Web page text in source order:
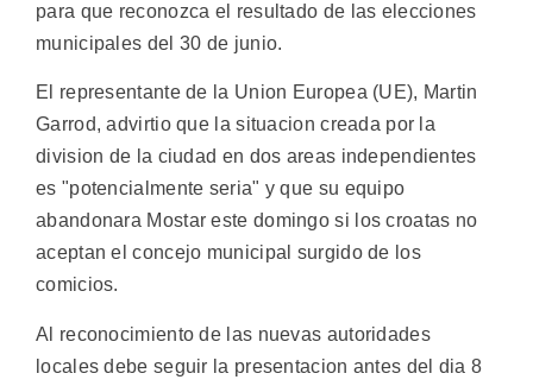
para que reconozca el resultado de las elecciones
municipales del 30 de junio.
El representante de la Union Europea (UE), Martin
Garrod, advirtio que la situacion creada por la
division de la ciudad en dos areas independientes
es "potencialmente seria" y que su equipo
abandonara Mostar este domingo si los croatas no
aceptan el concejo municipal surgido de los
comicios.
Al reconocimiento de las nuevas autoridades
locales debe seguir la presentacion antes del dia 8